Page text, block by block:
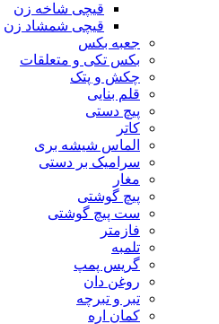
قیچی شاخه زن
قیچی شمشاد زن
جعبه بکس
بکس تکی و متعلقات
چکش و پتک
قلم بنایی
پیچ دستی
کاتر
الماس شیشه بری
سرامیک بر دستی
مغار
پیچ گوشتی
ست پیچ گوشتی
فازمتر
تلمبه
گریس پمپ
روغن دان
تبر و تبرچه
کمان اره